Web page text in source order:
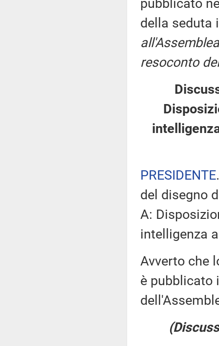
pubblicato
della seduta
resoconto
PRESIDENTE
del disegno
A:
intelligenza
Avverto che
è pubblicato